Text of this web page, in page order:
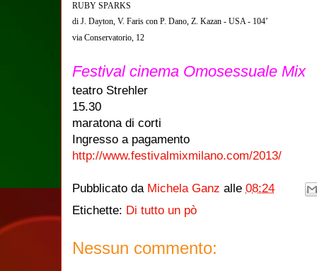
RUBY SPARKS
di J. Dayton, V. Faris con P. Dano, Z. Kazan - USA - 104’
via Conservatorio, 12
Festival cinema Omosessuale Mix
teatro Strehler
15.30
maratona di corti
Ingresso a pagamento
http://www.festivalmixmilano.com/2013/
Pubblicato da Michela Ganz alle 08:24
Etichette: Di tutto un pò
Nessun commento: